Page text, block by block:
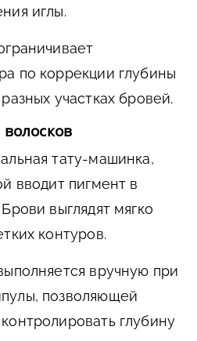
иглы.
по коррекции глубины
участках бровей.
тату-машинка,
вводит пигмент в
выглядят мягко
контуров.
вручную при
позволяющей
глубину